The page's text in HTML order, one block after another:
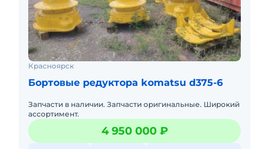
Красноярск
Бортовые редуктора komatsu d375-6
Запчасти в наличии. Запчасти оригинальные. Широкий
ассортимент.
4 950 000 ₽